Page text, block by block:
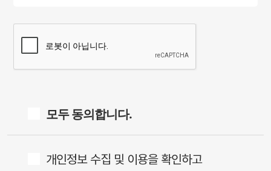
모두 동의합니다.
개인정보 수집 및 이용을 확인하고